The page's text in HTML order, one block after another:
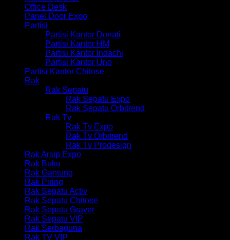
Office Desk
Panel Door Expo
Partisi
Partisi Kantor Donati
Partisi Kantor HM
Partisi Kantor Indachi
Partisi Kantor Uno
Partisi Kantor Chitose
Rak
Rak Sepatu
Rak Sepatu Expo
Rak Sepatu Orbitrend
Rak Tv
Rak Tv Expo
Rak Tv Orbitrend
Rak Tv Prodesign
Rak Arsip Expo
Rak Buku
Rak Gantung
Rak Piring
Rak Sepatu Activ
Rak Sepatu Chitose
Rak Sepatu Graver
Rak Sepatu VIP
Rak Serbaguna
Rak TV VIP